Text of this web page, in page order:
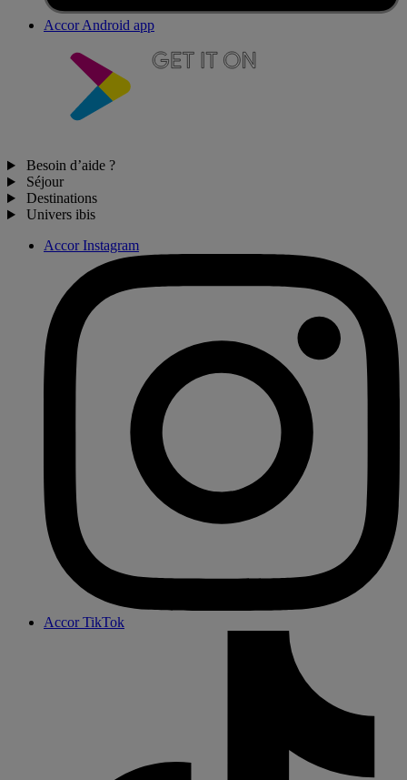
Accor Android app
Besoin d’aide ?
Séjour
Destinations
Univers ibis
Accor Instagram
Accor TikTok